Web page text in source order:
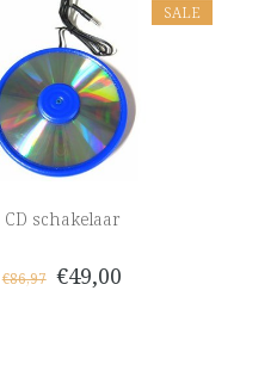
SALE
CD schakelaar
€86,97 €49,00